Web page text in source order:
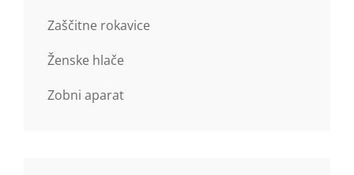
Zaščitne rokavice
Ženske hlače
Zobni aparat